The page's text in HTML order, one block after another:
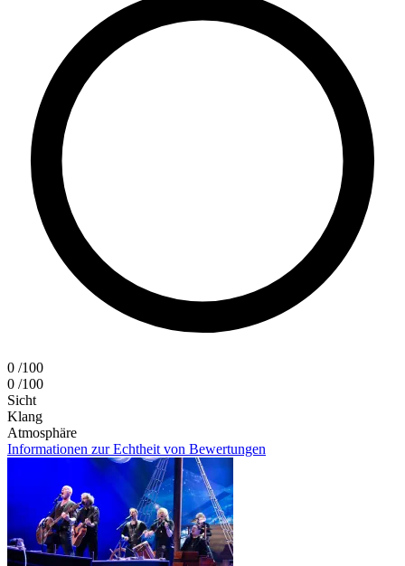
0 /100
0 /100
Sicht
Klang
Atmosphäre
Informationen zur Echtheit von Bewertungen